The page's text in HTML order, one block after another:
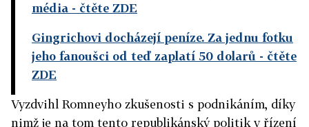
média - čtěte ZDE
Gingrichovi docházejí peníze. Za jednu fotku
jeho fanoušci od teď zaplatí 50 dolarů - čtěte
ZDE
Vyzdvihl Romneyho zkušenosti s podnikáním, díky
nimž je na tom tento republikánský politik v řízení